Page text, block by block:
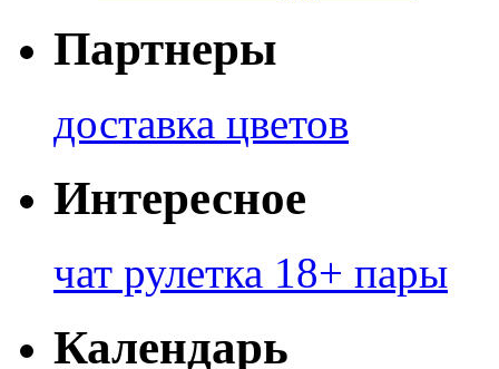
Партнеры
доставка цветов
Интересное
чат рулетка 18+ пары
Календарь